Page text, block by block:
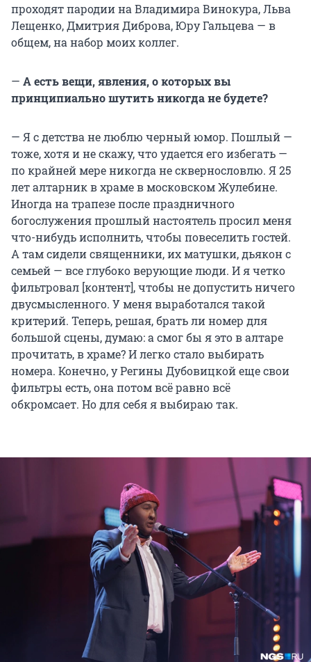
проходят пародии на Владимира Винокура, Льва
Лещенко, Дмитрия Диброва, Юру Гальцева — в
общем, на набор моих коллег.
— А есть вещи, явления, о которых вы
принципиально шутить никогда не будете?
— Я с детства не люблю черный юмор. Пошлый —
тоже, хотя и не скажу, что удается его избегать —
по крайней мере никогда не сквернословлю. Я 25
лет алтарник в храме в московском Жулебине.
Иногда на трапезе после праздничного
богослужения прошлый настоятель просил меня
что-нибудь исполнить, чтобы повеселить гостей.
А там сидели священники, их матушки, дьякон с
семьей — все глубоко верующие люди. И я четко
фильтровал [контент], чтобы не допустить ничего
двусмысленного. У меня выработался такой
критерий. Теперь, решая, брать ли номер для
большой сцены, думаю: а смог бы я это в алтаре
прочитать, в храме? И легко стало выбирать
номера. Конечно, у Регины Дубовицкой еще свои
фильтры есть, она потом всё равно всё
обкромсает. Но для себя я выбираю так.